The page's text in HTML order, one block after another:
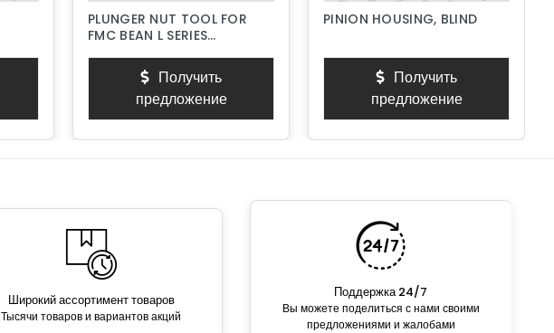
PLUNGER NUT TOOL FOR
FMC BEAN L SERIES
Получить
предложение
PINION HOUSING, BLIND
Получить
предложение
Широкий ассортимент товаров
Тысячи товаров и вариантов акций
Поддержка 24/7
Вы можете поделиться с нами своими
предложениями и жалобами